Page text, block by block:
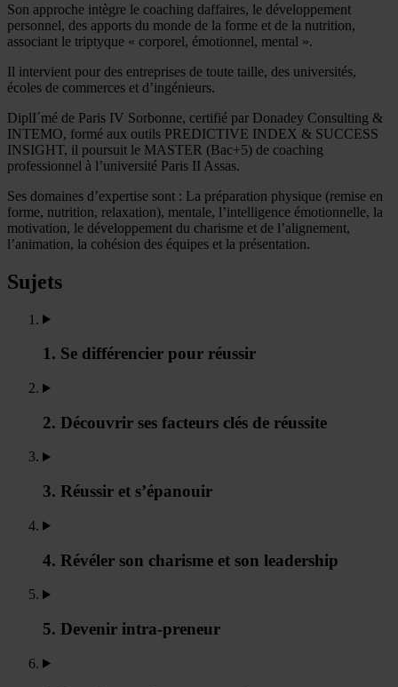
Son approche intègre le coaching daffaires, le développement
personnel, des apports du monde de la forme et de la nutrition,
associant le triptyque « corporel, émotionnel, mental ».
Il intervient pour des entreprises de toute taille, des universités,
écoles de commerces et d’ingénieurs.
DiplI´mé de Paris IV Sorbonne, certifié par Donadey Consulting &
INTEMO, formé aux outils PREDICTIVE INDEX & SUCCESS
INSIGHT, il poursuit le MASTER (Bac+5) de coaching
professionnel à l’université Paris II Assas.
Ses domaines d’expertise sont : La préparation physique (remise en
forme, nutrition, relaxation), mentale, l’intelligence émotionnelle, la
motivation, le développement du charisme et de l’alignement,
l’animation, la cohésion des équipes et la présentation.
Sujets
1. Se différencier pour réussir
2. Découvrir ses facteurs clés de réussite
3. Réussir et s’épanouir
4. Révéler son charisme et son leadership
5. Devenir intra-preneur